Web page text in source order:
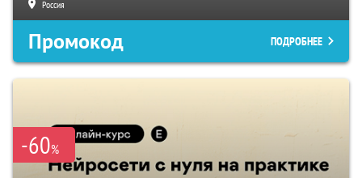
Россия
Промокод ПОДРОБНЕЕ
-60%